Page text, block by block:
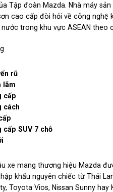
Tập đoàn Mazda. Nhà máy
cao cấp đòi hỏi về công
trong khu vực ASEAN theo
rũ
lãm
cấp
cách
cấp SUV 7 chỗ
xe mang thương hiệu Mazda
khẩu nguyên chiếc từ Thái
Toyota Vios, Nissan Sunny hay